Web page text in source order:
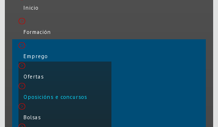
Inicio
Formación
Emprego
Ofertas
Oposicións e concursos
Bolsas